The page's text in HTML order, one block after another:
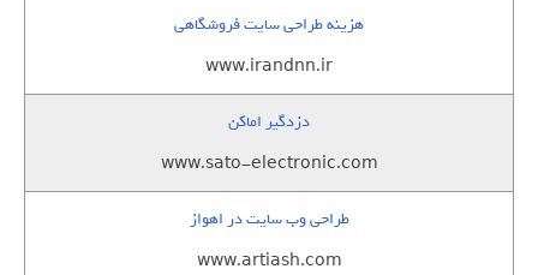
هزینه طراحی سایت فروشگاهی
www.irandnn.ir
دزدگیر اماکن
www.sato-electronic.com
طراحی وب سایت در اهواز
www.artiash.com